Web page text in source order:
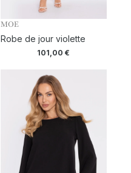
MOE
Robe de jour violette
101,00€